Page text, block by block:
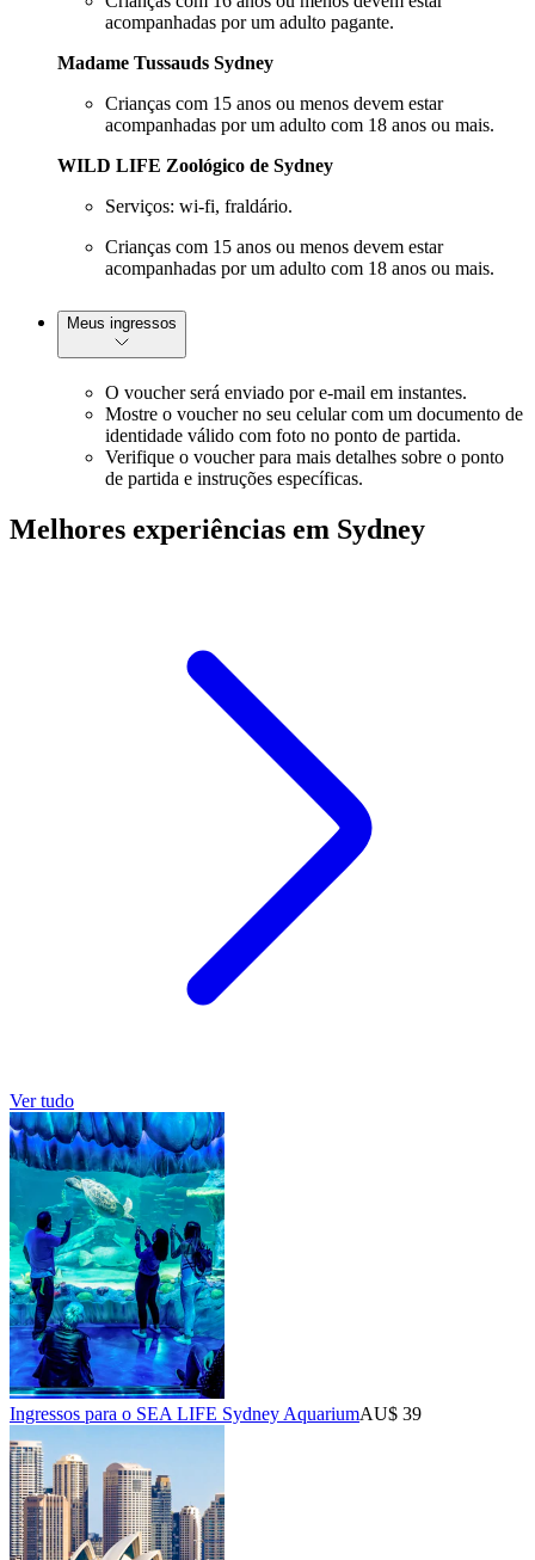
acompanhadas por um adulto pagante.
Madame Tussauds Sydney
Crianças com 15 anos ou menos devem estar
acompanhadas por um adulto com 18 anos ou mais.
WILD LIFE Zoológico de Sydney
Serviços: wi-fi, fraldário.
Crianças com 15 anos ou menos devem estar
acompanhadas por um adulto com 18 anos ou mais.
Meus ingressos
O voucher será enviado por e-mail em instantes.
Mostre o voucher no seu celular com um documento de
identidade válido com foto no ponto de partida.
Verifique o voucher para mais detalhes sobre o ponto
de partida e instruções específicas.
Melhores experiências em Sydney
Ver tudo
Ingressos para o SEA LIFE Sydney AquariumAU$ 39